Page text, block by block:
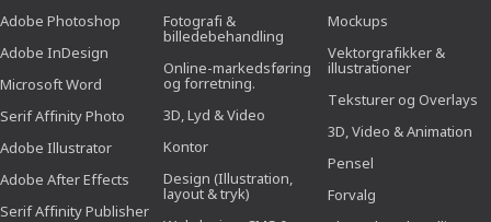
Adobe Photoshop
Adobe InDesign
Microsoft Word
Serif Affinity Photo
Adobe Illustrator
Adobe After Effects
Serif Affinity Publisher
Fotografi &
billedebehandling
Online-markedsføring
og forretning.
3D, Lyd & Video
Kontor
Design (Illustration,
layout & tryk)
Mockups
Vektorgrafikker &
illustrationer
Teksturer og Overlays
3D, Video & Animation
Pensel
Forvalg